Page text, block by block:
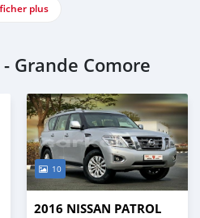
plus
Grande Comore
10
2016 NISSAN PATROL